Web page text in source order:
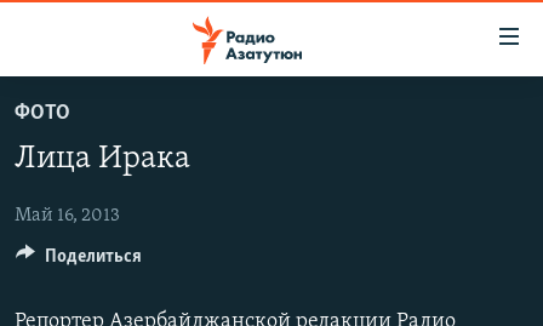
основному
Перейти
навигации
НОВОСТИ
ПОЛИТИКА
ОБЩЕСТВО
ФОТО
Лица Ирака
Май 16, 2013
Поделиться